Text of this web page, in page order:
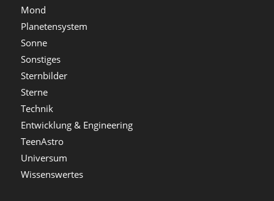
Mond
Planetensystem
Sonne
Sonstiges
Sternbilder
Sterne
Technik
Entwicklung & Engineering
TeenAstro
Universum
Wissenswertes